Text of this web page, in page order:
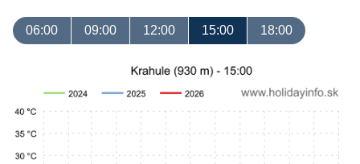
06:00 09:00 12:00 15:00 18:00